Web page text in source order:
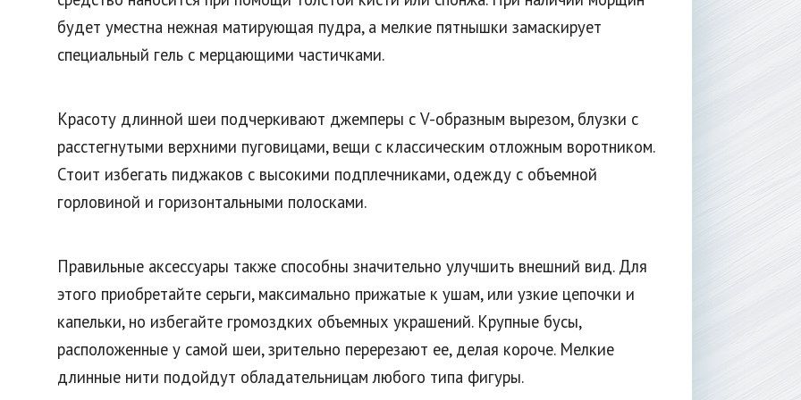
будет уместна нежная матирующая пудра, а мелкие пятнышки замаскирует
специальный гель с мерцающими частичками.
Красоту длинной шеи подчеркивают джемперы с V-образным вырезом, блузки с
расстегнутыми верхними пуговицами, вещи с классическим отложным воротником.
Стоит избегать пиджаков с высокими подплечниками, одежду с объемной
горловиной и горизонтальными полосками.
Правильные аксессуары также способны значительно улучшить внешний вид. Для
этого приобретайте серьги, максимально прижатые к ушам, или узкие цепочки и
капельки, но избегайте громоздких объемных украшений. Крупные бусы,
расположенные у самой шеи, зрительно перерезают ее, делая короче. Мелкие
длинные нити подойдут обладательницам любого типа фигуры.